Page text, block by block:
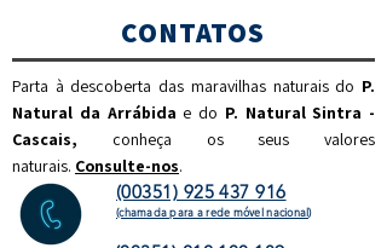
CONTATOS
Parta à descoberta das maravilhas naturais do P.
Natural da Arrábida e do P. Natural Sintra -
Cascais, conheça os seus valores
naturais. Consulte-nos.
(00351) 925 437 916
(chamada para a rede móvel nacional)